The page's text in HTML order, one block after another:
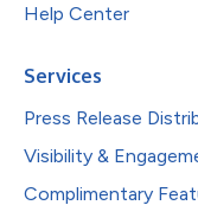
Help Center
Services
Press Release
Visibility &
Complimentary